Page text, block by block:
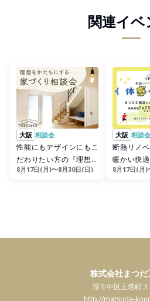
関連イベ
大阪 相談会
性能にもデザインにもこ
だわりたい方の『理想を
かたちにする家づくり相
8月17日(月)〜8月30日(日)
大阪 相談会
断熱リノ
暖かい快
感相談会
8月17日(月)
株式会社まつだ
堺市中区土塔町３